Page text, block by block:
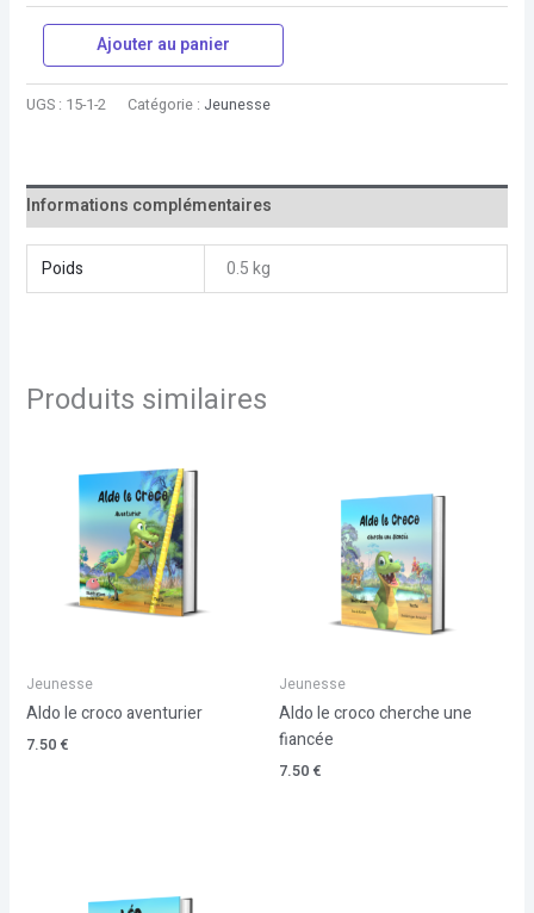
Ajouter au panier
UGS : 15-1-2 Catégorie : Jeunesse
Informations complémentaires
Poids 0.5 kg
Produits similaires
Jeunesse
Aldo le croco aventurier
7.50 €
Jeunesse
Aldo le croco cherche une
fiancée
7.50 €